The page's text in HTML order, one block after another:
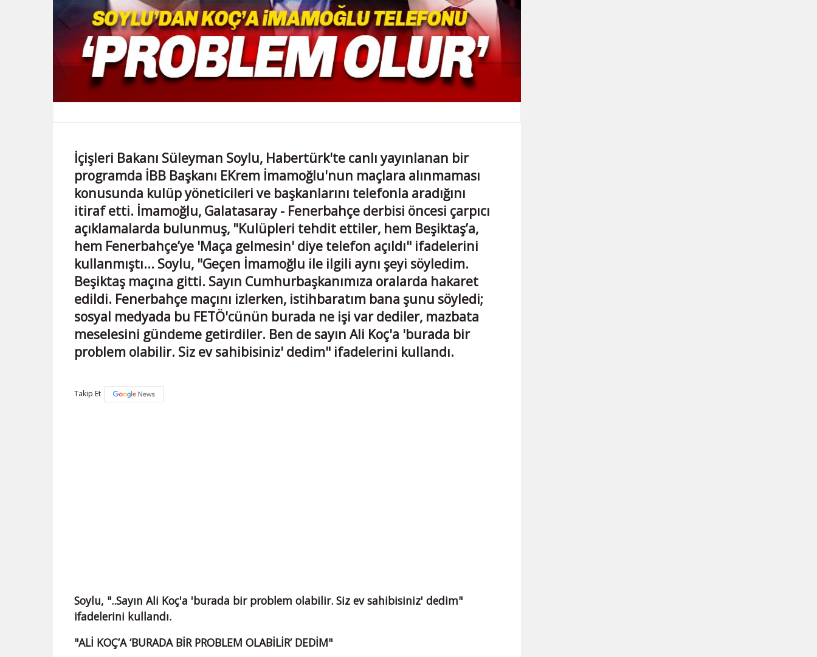
İçişleri Bakanı Süleyman Soylu, Habertürk'te canlı yayınlanan bir
programda İBB Başkanı EKrem İmamoğlu'nun maçlara alınmaması
konusunda kulüp yöneticileri ve başkanlarını telefonla aradığını
itiraf etti. İmamoğlu, Galatasaray - Fenerbahçe derbisi öncesi çarpıcı
açıklamalarda bulunmuş, "Kulüpleri tehdit ettiler, hem Beşiktaş’a,
hem Fenerbahçe’ye 'Maça gelmesin' diye telefon açıldı" ifadelerini
kullanmıştı... Soylu, "Geçen İmamoğlu ile ilgili aynı şeyi söyledim.
Beşiktaş maçına gitti. Sayın Cumhurbaşkanımıza oralarda hakaret
edildi. Fenerbahçe maçını izlerken, istihbaratım bana şunu söyledi;
sosyal medyada bu FETÖ'cünün burada ne işi var dediler, mazbata
meselesini gündeme getirdiler. Ben de sayın Ali Koç'a 'burada bir
problem olabilir. Siz ev sahibisiniz' dedim" ifadelerini kullandı.
Takip Et
Soylu, "..Sayın Ali Koç'a 'burada bir problem olabilir. Siz ev sahibisiniz' dedim"
ifadelerini kullandı.
"ALİ KOÇ’A ‘BURADA BİR PROBLEM OLABİLİR’ DEDİM"